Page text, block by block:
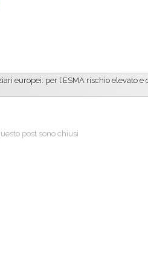
europei: per l’ESMA rischio elevato e
post sono chiusi